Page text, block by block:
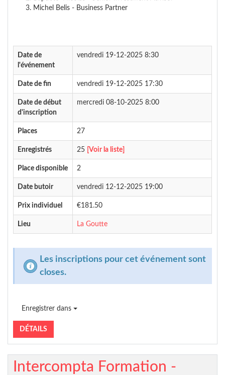
Michel Belis - Business Partner
Date de
l'événement
vendredi 19-12-2025 8:30
Date de fin vendredi 19-12-2025 17:30
Date de début
d'inscription
mercredi 08-10-2025 8:00
Places 27
Enregistrés 25 [Voir la liste]
Place disponible 2
Date butoir vendredi 12-12-2025 19:00
Prix individuel €181.50
Lieu La Goutte
Les inscriptions pour cet événement sont
closes.
Enregistrer dans
DÉTAILS
Intercompta Formation -